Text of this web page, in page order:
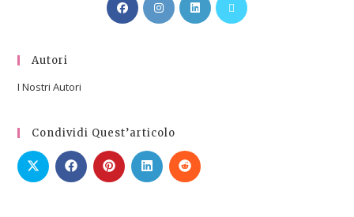
Autori
I Nostri Autori
Condividi Quest’articolo